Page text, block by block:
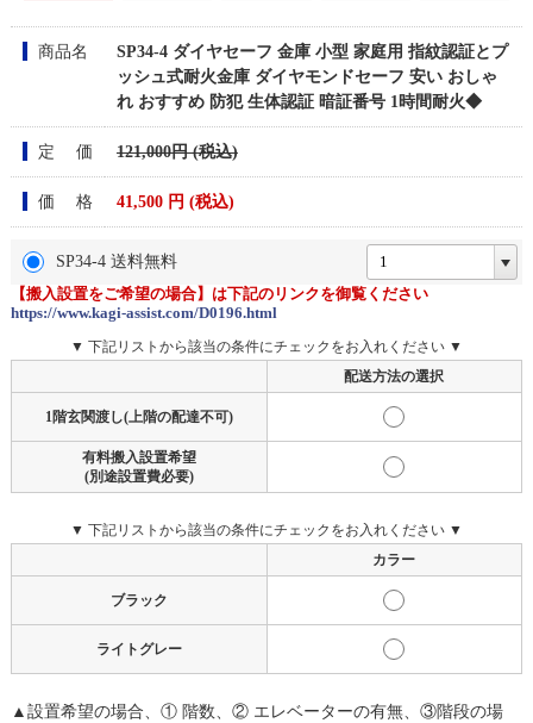
商品名
SP34-4 ダイヤセーフ 金庫 小型 家庭用 指紋認証とプ
ッシュ式耐火金庫 ダイヤモンドセーフ 安い おしゃ
れ おすすめ 防犯 生体認証 暗証番号 1時間耐火◆
定 価 121,000円 (税込)
価 格 41,500円 (税込)
SP34-4 送料無料
【搬入設置をご希望の場合】は下記のリンクを御覧ください
https://www.kagi-assist.com/D0196.html
▼ 下記リストから該当の条件にチェックをお入れください ▼
配送方法の選択
1階玄関渡し(上階の配達不可)
有料搬入設置希望
(別途設置費必要)
▼ 下記リストから該当の条件にチェックをお入れください ▼
カラー
ブラック
ライトグレー
▲設置希望の場合、① 階数、② エレベーターの有無、③階段の場